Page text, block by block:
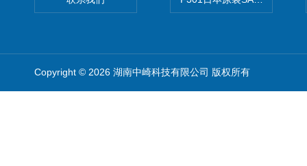
Copyright © 2026 湖南中崎科技有限公司 版权所有